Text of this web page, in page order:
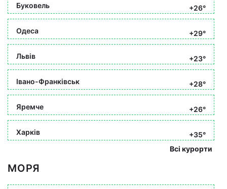
Буковель +26°
Одеса +29°
Львів +23°
Івано-Франківськ +28°
Яремче +26°
Харків
+35°
Всі курорти
МОРЯ